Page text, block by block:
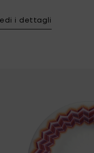
i dettagli